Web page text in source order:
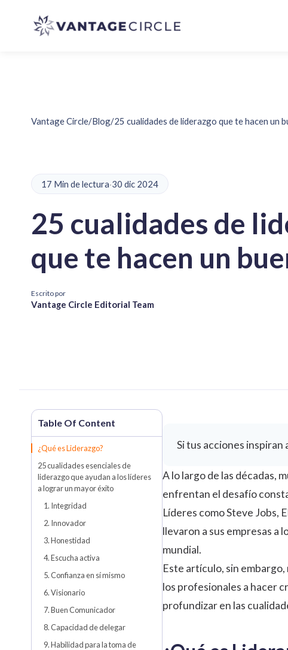
Vantage Circle/Blog/25 cualidades de liderazgo que te hacen un
17 Min de lectura·30 dic 2024
25 cualidades de
que te hacen un
Escrito por
Vantage Circle Editorial Team
¿Qué es Liderazgo?
25 cualidades esenciales de
liderazgo que ayudan a los líderes
a lograr un mayor éxito
1. Integridad
2. Innovador
3. Honestidad
4. Escucha activa
5. Confianza en sí mismo
6. Visionario
7. Buen Comunicador
8. Capacidad de delegar
9. Habilidad para la toma de
Si tus acciones inspiran
A lo largo de las décadas,
enfrentan el desafío
Líderes como Steve Jobs,
llevaron a sus empresas a
mundial.
Este artículo, sin
los profesionales a hacer
profundizar en las